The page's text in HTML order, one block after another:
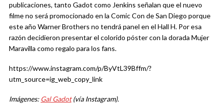
publicaciones, tanto Gadot como Jenkins señalan que el nuevo
filme no será promocionado en la Comic Con de San Diego porque
este año Warner Brothers no tendrá panel en el Hall H. Por esa
razón decidieron presentar el colorido póster con la dorada Mujer
Maravilla como regalo para los fans.
https://www.instagram.com/p/ByVtL39Bffm/?
utm_source=ig_web_copy_link
Imágenes: Gal Gadot(vía Instagram).